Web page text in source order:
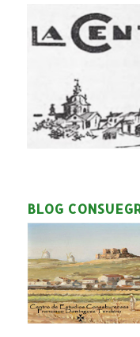
BLOG